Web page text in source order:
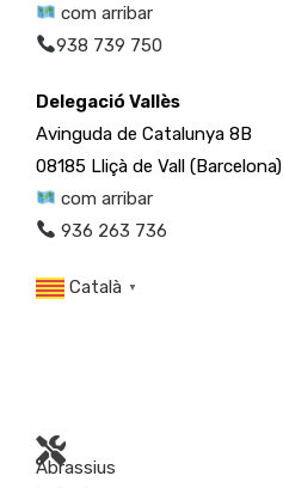
com arribar
938 739 750
Delegació Vallès
Avinguda de Catalunya 8B
08185 Lliçà de Vall (Barcelona)
com arribar
936 263 736
Català ▼
Abrassius